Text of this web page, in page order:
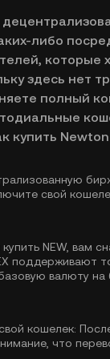
либо
которые
здесь нет
полный
купить Newton
свой
NEW, вам
поддерживают
валюту на
кошелек:
что